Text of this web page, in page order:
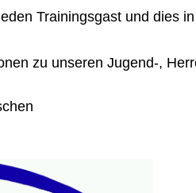
Trainingsgast und dies
zu unseren Jugend-,